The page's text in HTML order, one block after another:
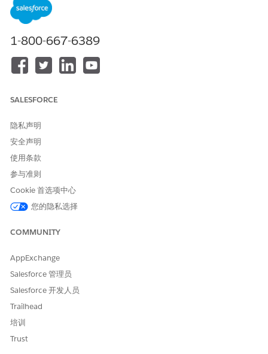
创建表达式集：
表达式集将服务流程接收表单与决策矩阵连接起来。当用户运行服
GetAllRequiredDocumentTypes 矩阵，以查找该服务所需的特定
文档。在执行此任务之前，创建并激活决策矩阵。
管理信用额度
地址更新
从应用程序启动程序中，查找并选择
单击应用程序导航菜单，然后选择
单击
输入 GetAllDocumentTypes 作为名称，并选择
在表达式集版本中，单击版本名称。
在表达式集生成器中打开表达式集。
单击元素图标。
将查找表元素拖到表达式集画布。
1-800-667-6389
SALESFORCE
隐私声明
安全声明
使用条款
参与准则
Cookie 首选项中心
您的隐私选择
COMMUNITY
AppExchange
Salesforce 管理员
Salesforce 开发人员
Trailhead
培训
Trust